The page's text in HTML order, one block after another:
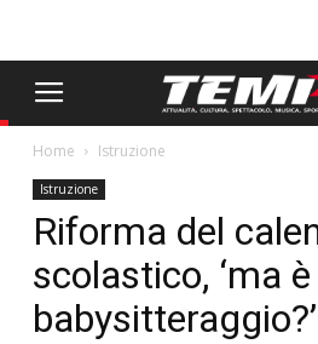
Home Istruzione
Istruzione
Riforma del
scolastico, ‘ma
babysitteraggio?’